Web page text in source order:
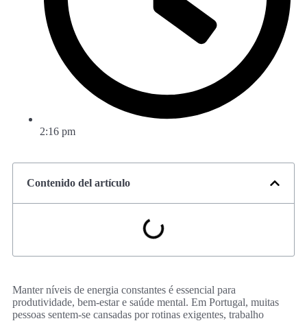
2:16 pm
Contenido del artículo
Manter níveis de energia constantes é essencial para
produtividade, bem-estar e saúde mental. Em Portugal, muitas
pessoas sentem-se cansadas por rotinas exigentes, trabalho